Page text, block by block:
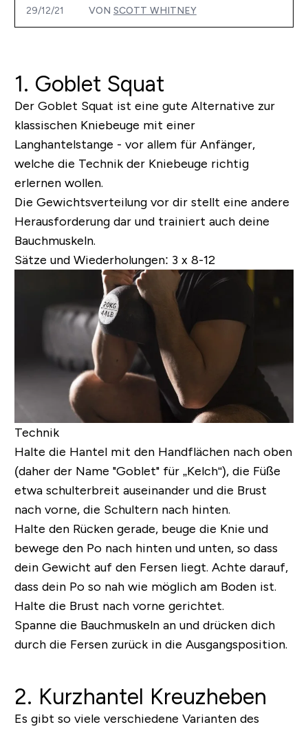
29/12/21 VON SCOTT WHITNEY
1. Goblet Squat
Der Goblet Squat ist eine gute Alternative zur
klassischen Kniebeuge mit einer
Langhantelstange - vor allem für Anfänger,
welche die Technik der Kniebeuge richtig
erlernen wollen.
Die Gewichtsverteilung vor dir stellt eine andere
Herausforderung dar und trainiert auch deine
Bauchmuskeln.
Sätze und Wiederholungen: 3 x 8-12
Technik
Halte die Hantel mit den Handflächen nach oben
(daher der Name "Goblet" für „Kelch“), die Füße
etwa schulterbreit auseinander und die Brust
nach vorne, die Schultern nach hinten.
Halte den Rücken gerade, beuge die Knie und
bewege den Po nach hinten und unten, so dass
dein Gewicht auf den Fersen liegt. Achte darauf,
dass dein Po so nah wie möglich am Boden ist.
Halte die Brust nach vorne gerichtet.
Spanne die Bauchmuskeln an und drücken dich
durch die Fersen zurück in die Ausgangsposition.
2. Kurzhantel Kreuzheben
Es gibt so viele verschiedene Varianten des